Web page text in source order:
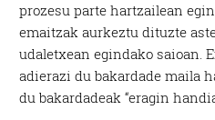
prozesu parte hartzailean
emaitzak aurkeztu dituzte
udaletxean egindako saioan.
adierazi du bakardade maila
du bakardadeak “eragin